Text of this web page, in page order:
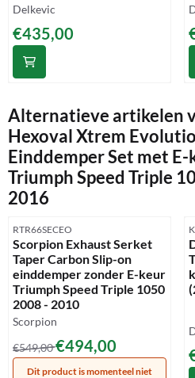
Merk:
Delkevic
Prijs: 435,00
€435,00
Alternatieve artikelen
Hexoval Xtrem
Einddemper Set met E-
Triumph Speed Triple
2016
Artikelnummer
RTR66SECEO
Scorpion Exhaust Serket
Taper Carbon Slip-on
einddemper zonder E-keur
Triumph Speed Triple 1050
2008 - 2010
Merk:
Scorpion
Van 549,00 voor 494,00
€549,00€494,00
Dit product is momenteel niet